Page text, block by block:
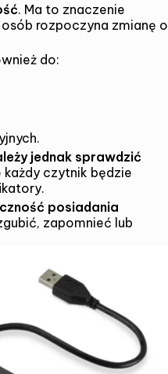
. Ma to znaczenie
rozpoczyna zmianę o
do:
jednak sprawdzić
każdy czytnik będzie
posiadania
zapomnieć lub